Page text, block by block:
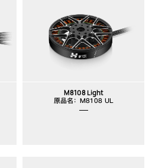
M8108 Light
原品名：M8108 UL